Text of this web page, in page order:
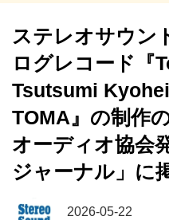
ステレオサウン
ログレコード『
Tsutsumi
TOMA』の制作
オーディオ協会
ジャーナル」に
2026-05-22